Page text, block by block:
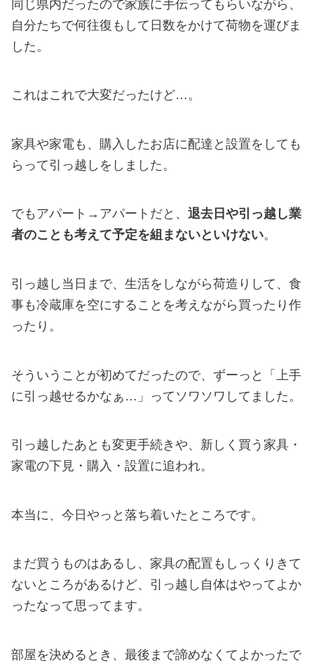
同じ県内だったので家族に手伝ってもらいながら、
自分たちで何往復もして日数をかけて荷物を運びま
した。
これはこれで大変だったけど…。
家具や家電も、購入したお店に配達と設置をしても
らって引っ越しをしました。
でもアパート→アパートだと、 退去日や引っ越し業
者のことも考えて予定を組まないといけない。
引っ越し当日まで、生活をしながら荷造りして、食
事も冷蔵庫を空にすることを考えながら買ったり作
ったり。
そういうことが初めてだったので、ずーっと「上手
に引っ越せるかなぁ…」ってソワソワしてました。
引っ越したあとも変更手続きや、新しく買う家具・
家電の下見・購入・設置に追われ。
本当に、今日やっと落ち着いたところです。
まだ買うものはあるし、家具の配置もしっくりきて
ないところがあるけど、引っ越し自体はやってよか
ったなって思ってます。
部屋を決めるとき、最後まで諦めなくてよかったで